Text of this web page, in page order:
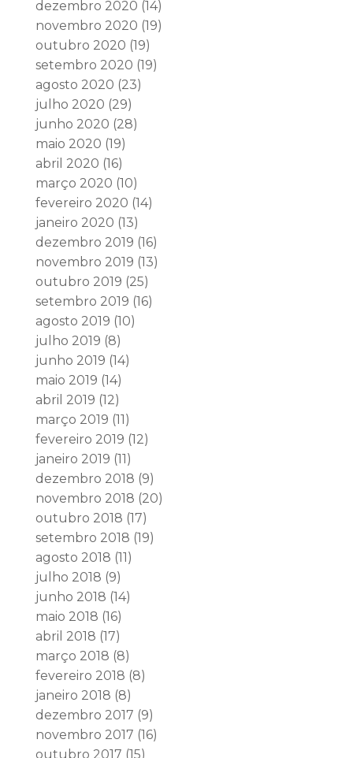
dezembro 2020 (14)
novembro 2020 (19)
outubro 2020 (19)
setembro 2020 (19)
agosto 2020 (23)
julho 2020 (29)
junho 2020 (28)
maio 2020 (19)
abril 2020 (16)
março 2020 (10)
fevereiro 2020 (14)
janeiro 2020 (13)
dezembro 2019 (16)
novembro 2019 (13)
outubro 2019 (25)
setembro 2019 (16)
agosto 2019 (10)
julho 2019 (8)
junho 2019 (14)
maio 2019 (14)
abril 2019 (12)
março 2019 (11)
fevereiro 2019 (12)
janeiro 2019 (11)
dezembro 2018 (9)
novembro 2018 (20)
outubro 2018 (17)
setembro 2018 (19)
agosto 2018 (11)
julho 2018 (9)
junho 2018 (14)
maio 2018 (16)
abril 2018 (17)
março 2018 (8)
fevereiro 2018 (8)
janeiro 2018 (8)
dezembro 2017 (9)
novembro 2017 (16)
outubro 2017 (15)